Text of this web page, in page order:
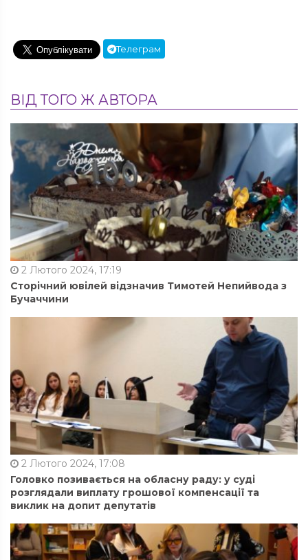
Телеграм
ВІД ТОГО Ж АВТОРА
2 Лютого 2024, 17:19
Сторічний ювілей відзначив Тимотей Непийвода з
Бучаччини
2 Лютого 2024, 17:08
Головко позивається на обласну раду: у суді
розглядали виплату грошової компенсації та
виклик на допит депутатів